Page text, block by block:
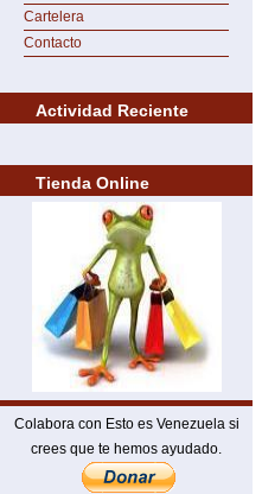
Cartelera
Contacto
Actividad Reciente
Tienda Online
Colabora con Esto es Venezuela si
crees que te hemos ayudado.